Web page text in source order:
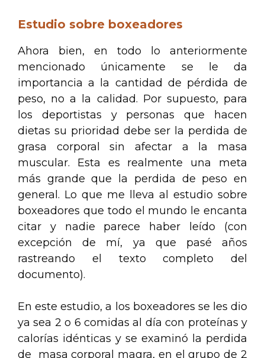
Estudio sobre boxeadores
Ahora bien, en todo lo anteriormente
mencionado únicamente se le da
importancia a la cantidad de pérdida de
peso, no a la calidad. Por supuesto, para
los deportistas y personas que hacen
dietas su prioridad debe ser la perdida de
grasa corporal sin afectar a la masa
muscular. Esta es realmente una meta
más grande que la perdida de peso en
general. Lo que me lleva al estudio sobre
boxeadores que todo el mundo le encanta
citar y nadie parece haber leído (con
excepción de mí, ya que pasé años
rastreando el texto completo del
documento).
En este estudio, a los boxeadores se les dio
ya sea 2 o 6 comidas al día con proteínas y
calorías idénticas y se examinó la perdida
de masa corporal magra, en el grupo de 2